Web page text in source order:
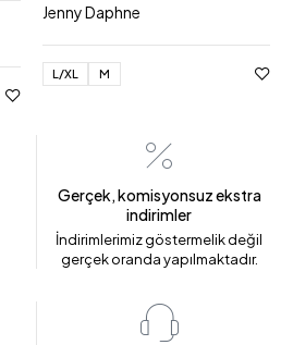
Jenny Daphne
L/XL M
Gerçek, komisyonsuz ekstra
indirimler
İndirimlerimiz göstermelik değil
gerçek oranda yapılmaktadır.